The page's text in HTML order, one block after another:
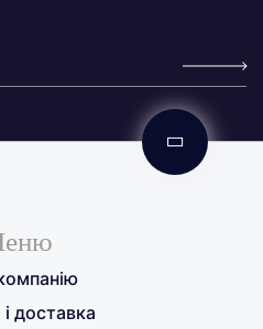
доставка